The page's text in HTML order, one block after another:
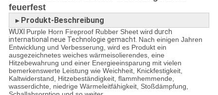
feuerfest
► Produkt-Beschreibung
WUXI Purple Horn Fireproof Rubber Sheet wird durch
international neue Technologie gemacht. Nach einigen Jahren
Entwicklung und Verbesserung, wird es Produkt ein
ausgezeichnetes weiches wärmeisolierendes, eine
Hitzebewahrung und einer Energieeinsparung mit vielen
bemerkenswerte Leistung wie Weichheit, Knickfestigkeit,
Kaltwiderstand, Hitzebeständigkeit, flammhemmende,
wasserdichte, niedrige Wärmeleitfähigkeit, Stoßdämpfung,